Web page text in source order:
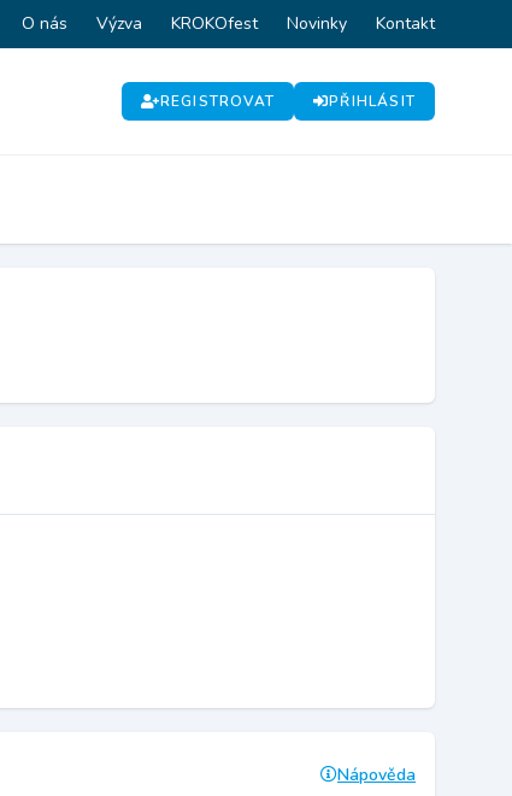
O nás Výzva KROKOfest Novinky Kontakt
REGISTROVAT PŘIHLÁSIT
Nápověda